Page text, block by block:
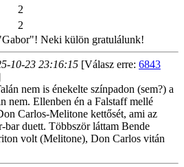
2
2
Neki külön gratulálunk!
10-23 23:16:15 [Válasz erre: 6843
nem is énekelte színpadon (sem?) a
nem. Ellenben én a Falstaff mellé
Carlos-Melitone kettősét, ami az
bar duett. Többször láttam Bende
volt (Melitone), Don Carlos vitán